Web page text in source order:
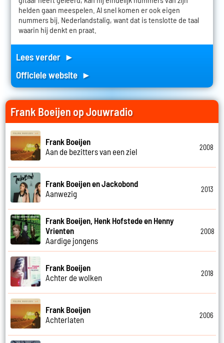
helden gaan meespelen. Al snel komen er ook eigen
nummers bij. Nederlandstalig, want dat is tenslotte de taal
waarin hij denkt en praat.
Lees verder ►
Officiele website ►
Frank Boeijen op Jouwradio
Frank Boeijen
Aan de bezitters van een ziel
2008
Frank Boeijen en Jackobond
Aanwezig
2013
Frank Boeijen, Henk Hofstede en Henny
Vrienten
Aardige jongens
2008
Frank Boeijen
Achter de wolken
2018
Frank Boeijen
Achterlaten
2006